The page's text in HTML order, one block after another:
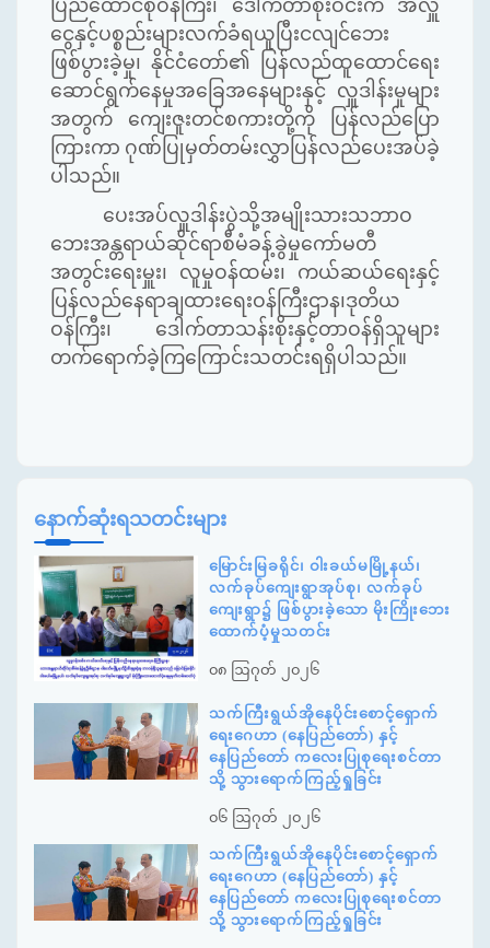
ပြည်ထောင်စုဝန်ကြီး၊ ဒေါက်တာစိုးဝင်းက အလှူ
ငွေနှင့်ပစ္စည်းများလက်ခံရယူပြီးငလျင်ဘေး
ဖြစ်ပွားခဲ့မှု၊ နိုင်ငံတော်၏ ပြန်လည်ထူထောင်ရေး
ဆောင်ရွက်နေမှုအခြေအနေများနှင့် လှူဒါန်းမှုများ
အတွက် ကျေးဇူးတင်စကားတို့ကို ပြန်လည်ပြော
ကြားကာ ဂုဏ်ပြုမှတ်တမ်းလွှာပြန်လည်ပေးအပ်ခဲ့
ပါသည်။
ပေးအပ်လှူဒါန်းပွဲသို့အမျိုးသားသဘာဝ
ဘေးအန္တရာယ်ဆိုင်ရာစီမံခန့်ခွဲမှုကော်မတီ
အတွင်းရေးမှူး၊ လူမှုဝန်ထမ်း၊ ကယ်ဆယ်ရေးနှင့်
ပြန်လည်နေရာချထားရေးဝန်ကြီးဌာန၊ဒုတိယ
ဝန်ကြီး၊ ဒေါက်တာသန်းစိုးနှင့်တာဝန်ရှိသူများ
တက်ရောက်ခဲ့ကြကြောင်းသတင်းရရှိပါသည်။
နောက်ဆုံးရသတင်းများ
မြောင်းမြခရိုင်၊ ဝါးခယ်မမြို့နယ်၊
လက်ခုပ်ကျေးရွာအုပ်စု၊ လက်ခုပ်
ကျေးရွာ၌ ဖြစ်ပွားခဲ့သော မိုးကြိုးဘေး
ထောက်ပံ့မှုသတင်း
၀၈ ဩဂုတ် ၂၀၂၆
သက်ကြီးရွယ်အိုနေပိုင်းစောင့်ရှောက်
ရေးဂေဟာ (နေပြည်တော်) နှင့်
နေပြည်တော် ကလေးပြုစုရေးစင်တာ
သို့ သွားရောက်ကြည့်ရှုခြင်း
၀၆ ဩဂုတ် ၂၀၂၆
သက်ကြီးရွယ်အိုနေပိုင်းစောင့်ရှောက်
ရေးဂေဟာ (နေပြည်တော်) နှင့်
နေပြည်တော် ကလေးပြုစုရေးစင်တာ
သို့ သွားရောက်ကြည့်ရှုခြင်း